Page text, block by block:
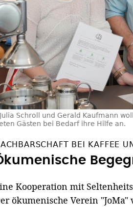
Julia Schroll und Gerald Kaufmann
Gästen bei Bedarf ihre Hilfe an.
BEI KAFFEE
Kooperation mit
ökumenische Verein